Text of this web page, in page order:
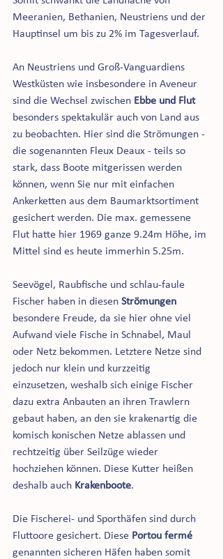
Meeranien, Bethanien, Neustriens und der
Hauptinsel um bis zu 2% im Tagesverlauf.
An Neustriens und Groß-Vanguardiens
Westküsten wie insbesondere in Aveneur
sind die Wechsel zwischen Ebbe und Flut
besonders spektakulär auch von Land aus
zu beobachten. Hier sind die Strömungen -
die sogenannten Fleux Deaux - teils so
stark, dass Boote mitgerissen werden
können, wenn Sie nur mit einfachen
Ankerketten aus dem Baumarktsortiment
gesichert werden. Die max. gemessene
Flut hatte hier 1969 ganze 9.24m Höhe, im
Mittel sind es heute immerhin 5.25m.
Seevögel, Raubfische und schlau-faule
Fischer haben in diesen Strömungen
besondere Freude, da sie hier ohne viel
Aufwand viele Fische in Schnabel, Maul
oder Netz bekommen. Letztere Netze sind
jedoch nur klein und kurzzeitig
einzusetzen, weshalb sich einige Fischer
dazu extra Anbauten an ihren Trawlern
gebaut haben, an den sie krakenartig die
komisch konischen Netze ablassen und
rechtzeitig über Seilzüge wieder
hochziehen können. Diese Kutter heißen
deshalb auch Krakenboote.
Die Fischerei- und Sporthäfen sind durch
Fluttoore gesichert. Diese Portou fermé
genannten sicheren Häfen haben somit